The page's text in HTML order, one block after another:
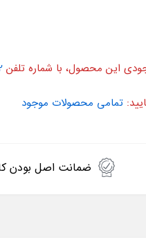
این محصول، با شماره تلفن
تمامی محصولات موجود
ضمانت اصل بودن